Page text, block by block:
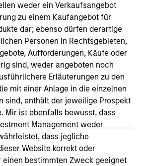
weder ein Verkaufsangebot
zu einem Kaufangebot für
dar; ebenso dürfen derartige
Personen in Rechtsgebieten,
Aufforderungen, Käufe oder
sind, weder angeboten noch
Erläuterungen zu den
mit einer Anlage in die einzelnen
sind, enthält der jeweilige Prospekt
Mir ist ebenfalls bewusst, dass
Management weder
dass jegliche
Website korrekt oder
bestimmten Zweck geeignet
The above is provided for
purposes only. There is no
mentioned resulted in
(for realized holdings), or will perform
holdings). The trademarks and
are the property of their respective
on this website has not been
or otherwise approved by such
any links shown here, you agree that
third party site. We are providing
only as a convenience and the
is not and does not imply any
investigation, verification or
information contained in any
event shall we be responsible for the
on the site or your use of such site.